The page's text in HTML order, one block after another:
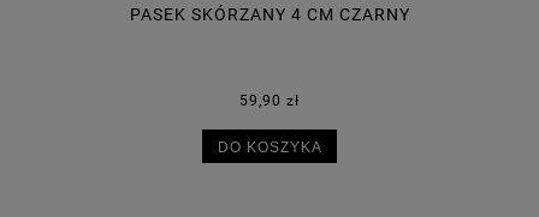
PASEK SKÓRZANY 4 CM CZARNY
59,90 zł
DO KOSZYKA